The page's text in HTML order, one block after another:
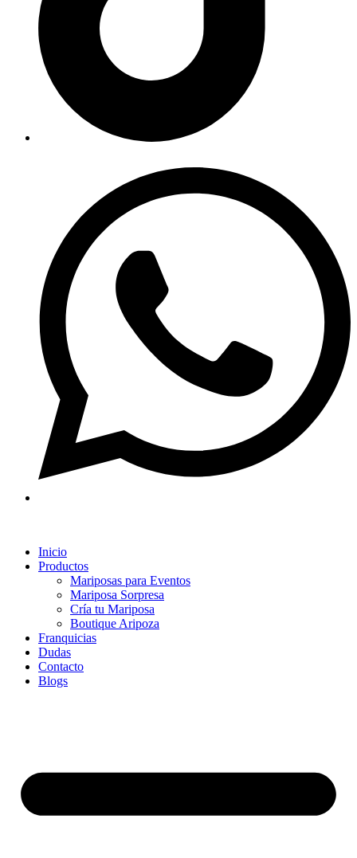
Inicio
Productos
Mariposas para Eventos
Mariposa Sorpresa
Cría tu Mariposa
Boutique Aripoza
Franquicias
Dudas
Contacto
Blogs